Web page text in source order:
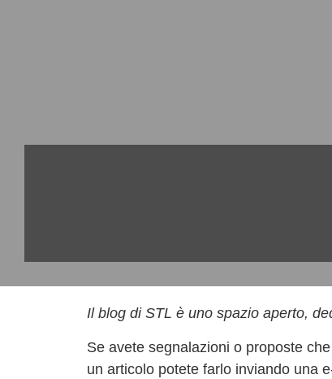
Il blog di STL è uno spazio aperto,
Se avete segnalazioni o proposte
un articolo potete farlo inviando una